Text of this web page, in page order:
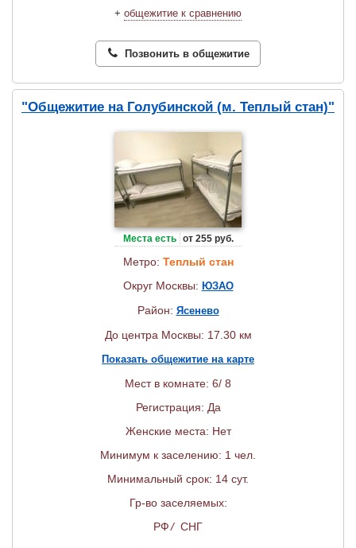
+ общежитие к сравнению
Позвонить в общежитие
"Общежитие на Голубинской (м. Теплый стан)"
Места есть от 255 руб.
Метро: Теплый стан
Округ Москвы: ЮЗАО
Район: Ясенево
До центра Москвы: 17.30 км
Показать общежитие на карте
Мест в комнате: 6/ 8
Регистрация: Да
Женские места: Нет
Минимум к заселению: 1 чел.
Минимальный срок: 14 сут.
Гр-во заселяемых:
РФ/ СНГ